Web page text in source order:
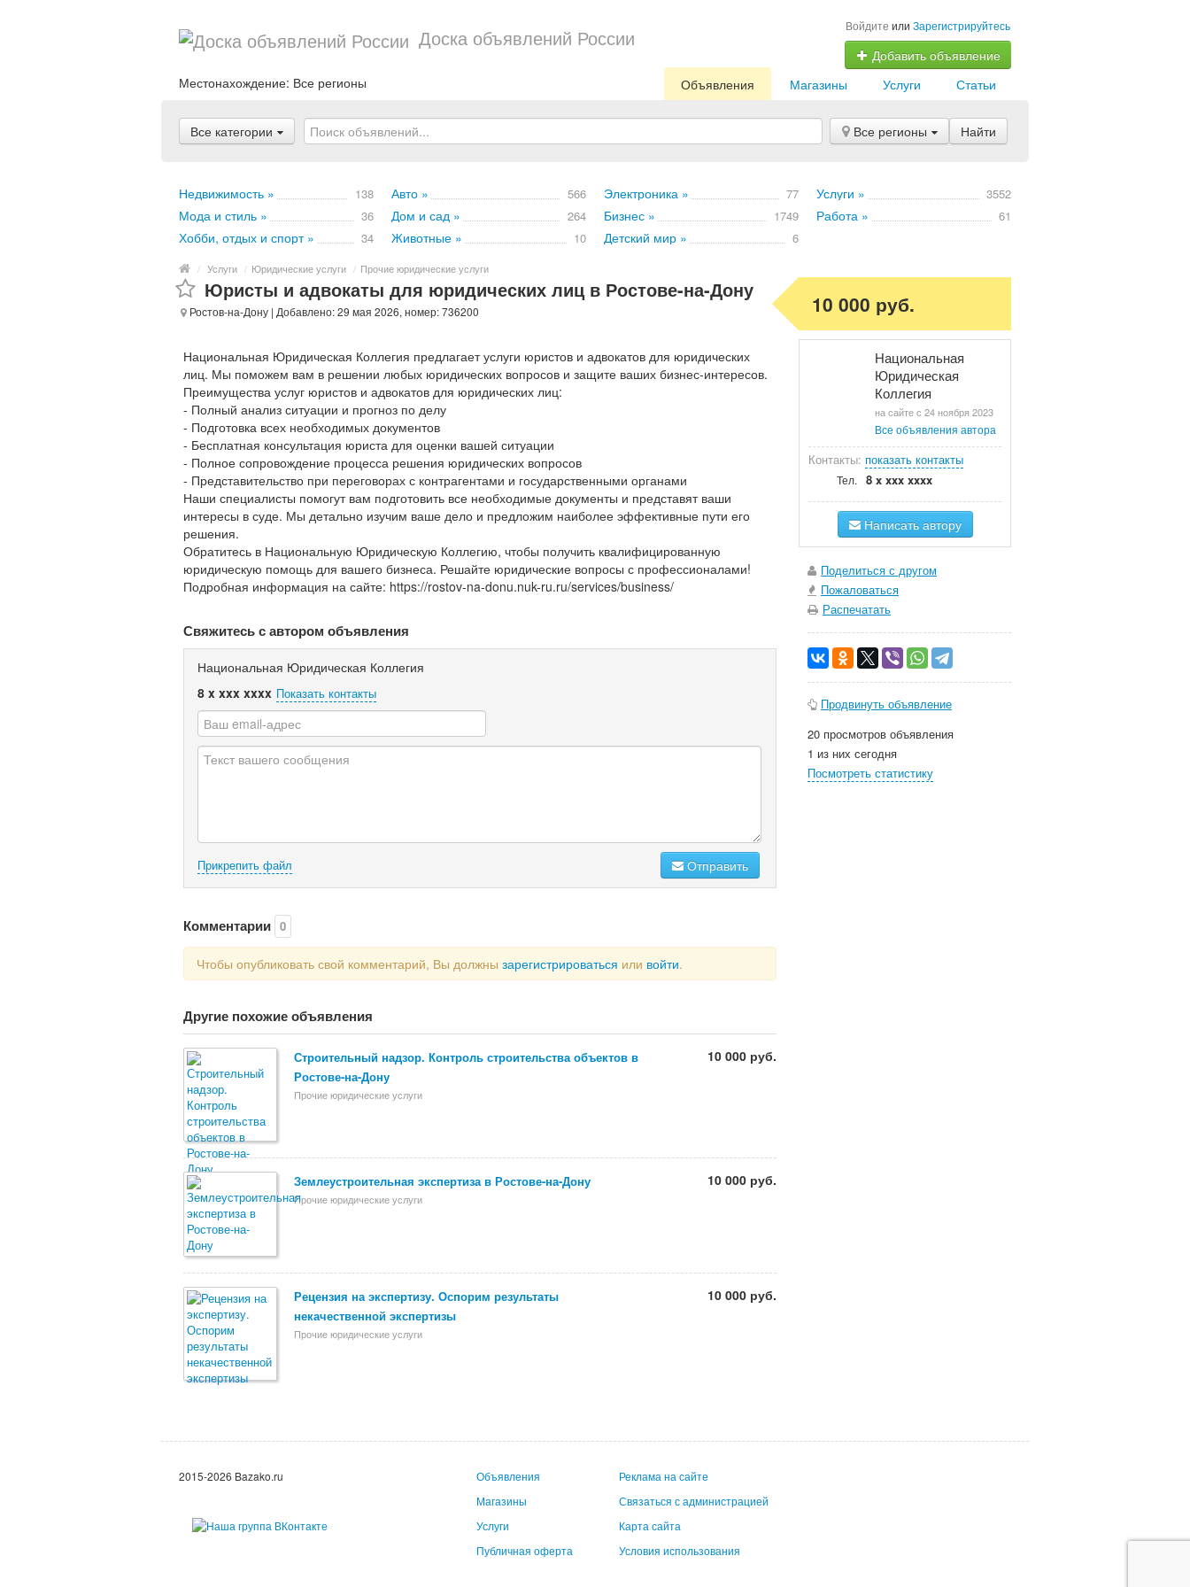
Доска объявлений России Войдите или Зарегистрируйтесь
Добавить объявление
Местонахождение: Все регионы Статьи
Услуги
Магазины
Объявления
Все категории Все регионы Найти
Недвижимость » 138 Авто » 566 Электроника » 77 Услуги » 3552
Мода и стиль » 36 Дом и сад » 264 Бизнес » 1749 Работа » 61
Хобби, отдых и спорт » 34 Животные » 10 Детский мир » 6
/ Услуги / Юридические услуги / Прочие юридические услуги
Юристы и адвокаты для юридических лиц в Ростове-на-Дону
Ростов-на-Дону | Добавлено: 29 мая 2026, номер: 736200
Национальная Юридическая Коллегия предлагает услуги юристов и адвокатов для юридических
лиц. Мы поможем вам в решении любых юридических вопросов и защите ваших бизнес-интересов.
Преимущества услуг юристов и адвокатов для юридических лиц:
- Полный анализ ситуации и прогноз по делу
- Подготовка всех необходимых документов
- Бесплатная консультация юриста для оценки вашей ситуации
- Полное сопровождение процесса решения юридических вопросов
- Представительство при переговорах с контрагентами и государственными органами
Наши специалисты помогут вам подготовить все необходимые документы и представят ваши
интересы в суде. Мы детально изучим ваше дело и предложим наиболее эффективные пути его
решения.
Обратитесь в Национальную Юридическую Коллегию, чтобы получить квалифицированную
юридическую помощь для вашего бизнеса. Решайте юридические вопросы с профессионалами!
Подробная информация на сайте: https://rostov-na-donu.nuk-ru.ru/services/business/
Свяжитесь с автором объявления
Национальная Юридическая Коллегия
8 x xxx xxxx Показать контакты
Прикрепить файл Отправить
Комментарии 0
Чтобы опубликовать свой комментарий, Вы должны зарегистрироваться или войти.
Другие похожие объявления
Строительный надзор. Контроль строительства объектов в
Ростове-на-Дону
Прочие юридические услуги
10 000 руб.
Землеустроительная экспертиза в Ростове-на-Дону
Прочие юридические услуги
10 000 руб.
Рецензия на экспертизу. Оспорим результаты
некачественной экспертизы
Прочие юридические услуги
10 000 руб.
10 000 руб.
Национальная
Юридическая
Коллегия
на сайте с 24 ноября 2023
Все объявления автора
Контакты: показать контакты
Тел. 8 x xxx xxxx
Написать автору
Поделиться с другом
Пожаловаться
Распечатать
Продвинуть объявление
20 просмотров объявления
1 из них сегодня
Посмотреть статистику
2015-2026 Bazako.ru
Объявления
Магазины
Услуги
Публичная оферта
Реклама на сайте
Связаться с администрацией
Карта сайта
Условия использования